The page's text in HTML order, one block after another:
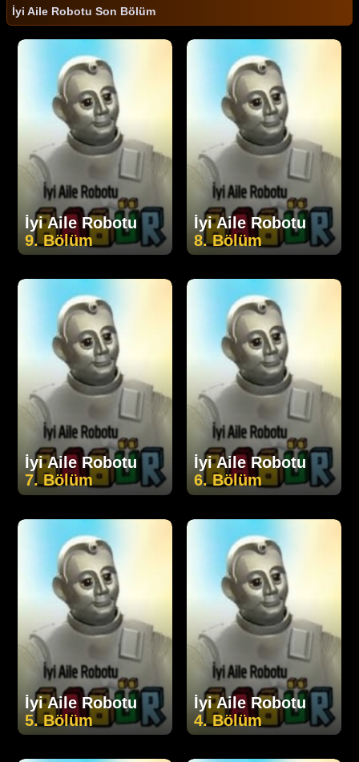
İyi Aile Robotu Son Bölüm
İyi Aile Robotu
9. Bölüm
İyi Aile Robotu
8. Bölüm
İyi Aile Robotu
7. Bölüm
İyi Aile Robotu
6. Bölüm
İyi Aile Robotu
5. Bölüm
İyi Aile Robotu
4. Bölüm